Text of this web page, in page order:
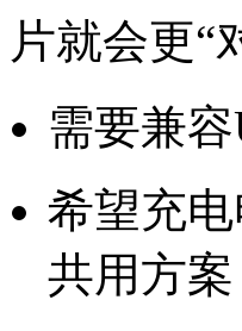
片就会更“
需要兼
希望充
共用方案